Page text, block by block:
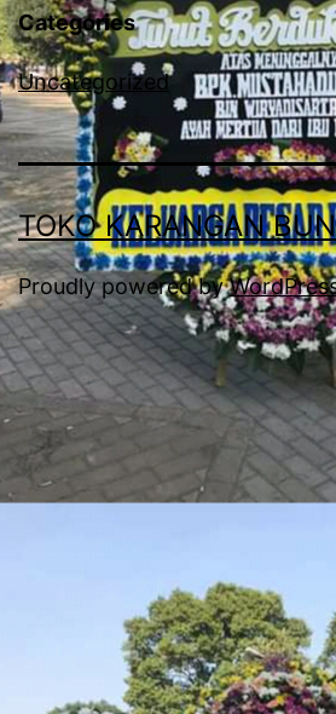
Categories
Uncategorized
TOKO KARANGAN
Proudly powered by